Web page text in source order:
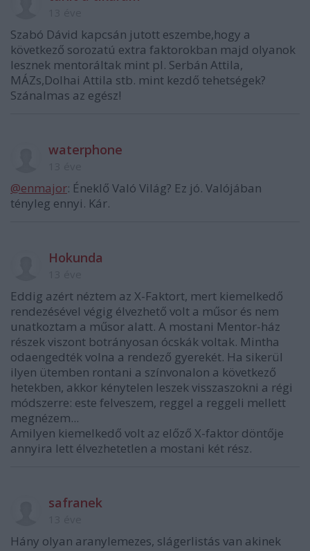
Szabó Dávid kapcsán jutott eszembe,hogy a
következő sorozatú extra faktorokban majd olyanok
lesznek mentoráltak mint pl. Serbán Attila,
MÁZs,Dolhai Attila stb. mint kezdő tehetségek?
Szánalmas az egész!
waterphone
@enmajor: Éneklő Való Világ? Ez jó. Valójában
tényleg ennyi. Kár.
Hokunda
Eddig azért néztem az X-Faktort, mert kiemelkedő
rendezésével végig élvezhető volt a műsor és nem
unatkoztam a műsor alatt. A mostani Mentor-ház
részek viszont botrányosan ócskák voltak. Mintha
odaengedték volna a rendező gyerekét. Ha sikerül
ilyen ütemben rontani a színvonalon a következő
hetekben, akkor kénytelen leszek visszaszokni a régi
módszerre: este felveszem, reggel a reggeli mellett
megnézem...
Amilyen kiemelkedő volt az előző X-faktor döntője
annyira lett élvezhetetlen a mostani két rész.
safranek
Hány olyan aranylemezes, slágerlistás van akinek